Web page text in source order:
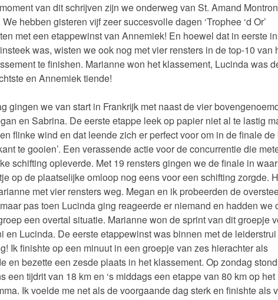
van dit schrijven zijn we onderweg van St. Amand
hebben gisteren vijf zeer succesvolle dagen ‘Trophee ‘d Or’
met een etappewinst van Annemiek! En hoewel dat in eerste
was, wisten we ook nog met vier rensters in de top-10 van
te finishen. Marianne won het klassement, Lucinda was
en Annemiek tiende!
gingen we van start in Frankrijk met naast de vier
en Sabrina. De eerste etappe leek op papier niet al te lastig
flinke wind en dat leende zich er perfect voor om in de finale de
te gooien’. Een verassende actie voor de concurrentie die
schifting opleverde. Met 19 rensters gingen we de finale in
op de plaatselijke omloop nog eens voor een schifting zorgde.
met vier rensters weg. Megan en ik probeerden de
pas toen Lucinda ging reageerde er niemand en hadden we
een overtal situatie. Marianne won de sprint van dit groepje
en Lucinda. De eerste etappewinst was binnen met de
Ik finishte op een minuut in een groepje van zes hierachter als
en bezette een zesde plaats in het klassement. Op zondag stond
een tijdrit van 18 km en ‘s middags een etappe van 80 km op het
Ik voelde me net als de voorgaande dag sterk en finishte als